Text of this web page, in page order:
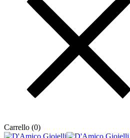
Carrello (0)